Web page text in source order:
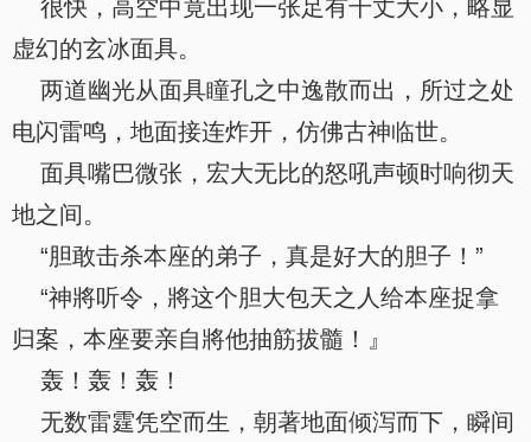
很快，高空中竟出现一张足有千丈大小，略显
虚幻的玄冰面具。
两道幽光从面具瞳孔之中逸散而出，所过之处
电闪雷鸣，地面接连炸开，仿佛古神临世。
面具嘴巴微张，宏大无比的怒吼声顿时响彻天
地之间。
“胆敢击杀本座的弟子，真是好大的胆子！”
“神將听令，將这个胆大包天之人给本座捉拿
归案，本座要亲自將他抽筋拔髓！』
轰！轰！轰！
无数雷霆凭空而生，朝著地面倾泻而下，瞬间